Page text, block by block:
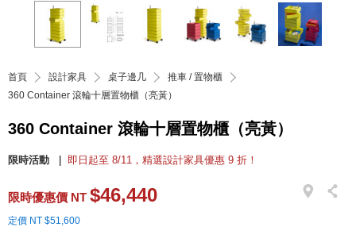
首頁 設計家具 桌子邊几
推車 / 置物櫃
360 Container 滾輪十層置物櫃（亮黃）
360 Container 滾輪十層置物櫃（亮黃）
限時活動 即日起至 8/11，精選設計家具優惠 9 折！
限時優惠價 NT $46,440
定價 NT $51,600